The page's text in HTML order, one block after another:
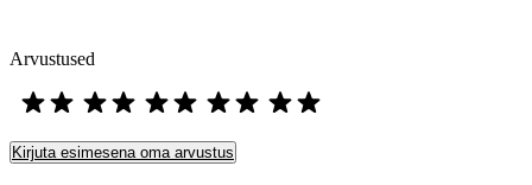
Arvustused
Kirjuta esimesena oma arvustus